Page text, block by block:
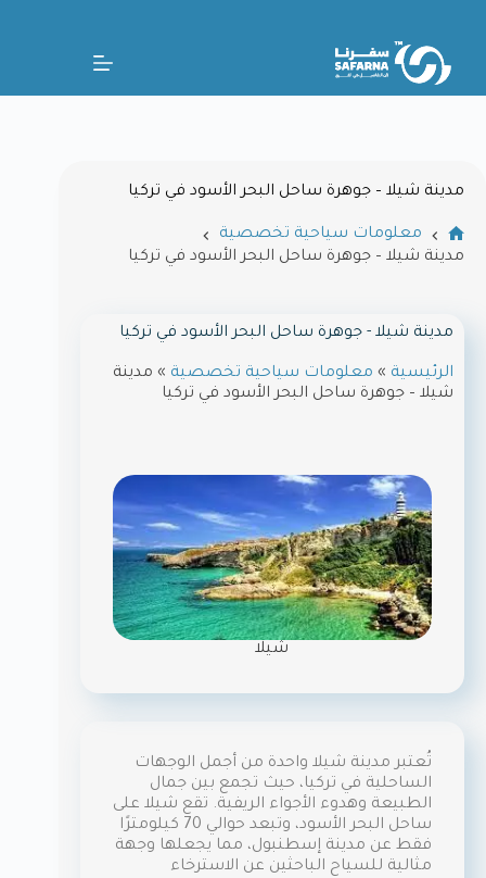
مدينة شيلا – جوهرة ساحل البحر الأسود في تركيا
معلومات سياحية تخصصية
مدينة شيلا – جوهرة ساحل البحر الأسود في تركيا
مدينة شيلا - جوهرة ساحل البحر الأسود في تركيا
الرئيسية » معلومات سياحية تخصصية » مدينة
شيلا – جوهرة ساحل البحر الأسود في تركيا
شيلا
تُعتبر مدينة شيلا واحدة من أجمل الوجهات
الساحلية في تركيا، حيث تجمع بين جمال
الطبيعة وهدوء الأجواء الريفية. تقع شيلا على
ساحل البحر الأسود، وتبعد حوالي 70 كيلومترًا
فقط عن مدينة إسطنبول، مما يجعلها وجهة
مثالية للسياح الباحثين عن الاسترخاء